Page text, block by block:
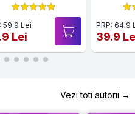
59.9 Lei
Lei
PRP: 64.9
39.9
Vezi toti autorii →